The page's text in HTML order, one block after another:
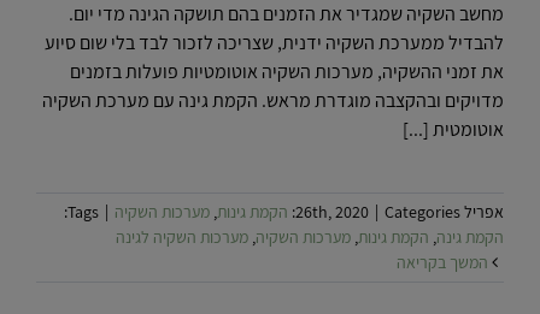
מחשב השקיה שמגדיר את הזמנים בהם תושקה הגינה מדי יום.
להבדיל ממערכת השקיה ידנית, שצריכה לזכור לבד בלי שום סיוע
את זמני ההשקיה, מערכות השקיה אוטומטיות פועלות בזמנים
מדויקים ובהקצבה מוגדרת מראש. הקמת גינה עם מערכת השקיה
אוטומטית [...]
אפריל 26th, 2020Categories: הקמת גינות, מערכות השקיה
Tags:
הקמת גינה, הקמת גינות, מערכות השקיה, מערכות השקיה לגינה
המשך בקריאה